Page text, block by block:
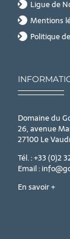
Ligue de
Mentions
Politique
Domaine du
26, avenue
27100 Le
Tél. : +33 (0)2
Email :
En savoir +